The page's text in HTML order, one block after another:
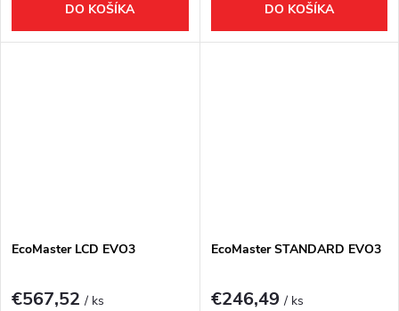
DO KOŠÍKA DO KOŠÍKA
EcoMaster LCD EVO3
€567,52/ ks
EcoMaster STANDARD EVO3
€246,49/ ks